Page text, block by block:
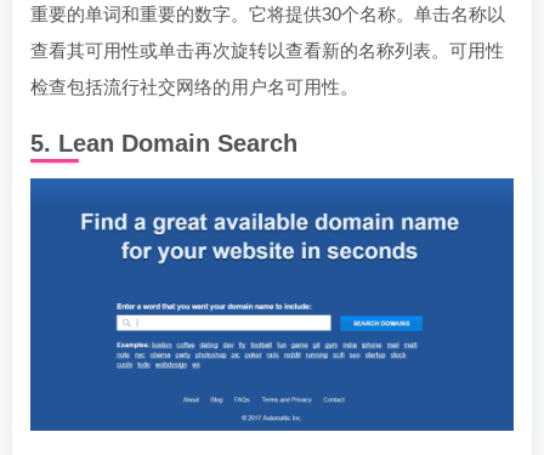
重要的单词和重要的数字。它将提供30个名称。单击名称以
查看其可用性或单击再次旋转以查看新的名称列表。可用性
检查包括流行社交网络的用户名可用性。
5. Lean Domain Search